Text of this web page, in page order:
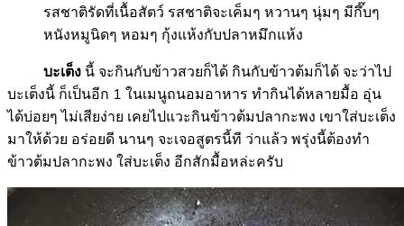
รสชาติรัดที่เนื้อสัตว์ รสชาติจะเค็มๆ หวานๆ นุ่มๆ มีกึ๊บๆ
หนังหมูนิดๆ หอมๆ กุ้งแห้งกับปลาหมึกแห้ง
บะเต็ง นี้ จะกินกับข้าวสวยก็ได้ กินกับข้าวต้มก็ได้ จะว่าไป
บะเต็งนี้ ก็เป็นอีก 1 ในเมนูถนอมอาหาร ทำกินได้หลายมื้อ อุ่น
ได้บ่อยๆ ไม่เสียง่าย เคยไปแวะกินข้าวต้มปลากะพง เขาใส่บะเต็ง
มาให้ด้วย อร่อยดี นานๆ จะเจอสูตรนี้ที ว่าแล้ว พรุ่งนี้ต้องทำ
ข้าวต้มปลากะพง ใส่บะเต็ง อีกสักมื้อหล่ะครับ